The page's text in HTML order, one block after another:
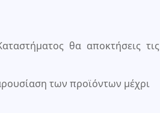
θα αποκτήσεις τις
των προϊόντων μέχρι